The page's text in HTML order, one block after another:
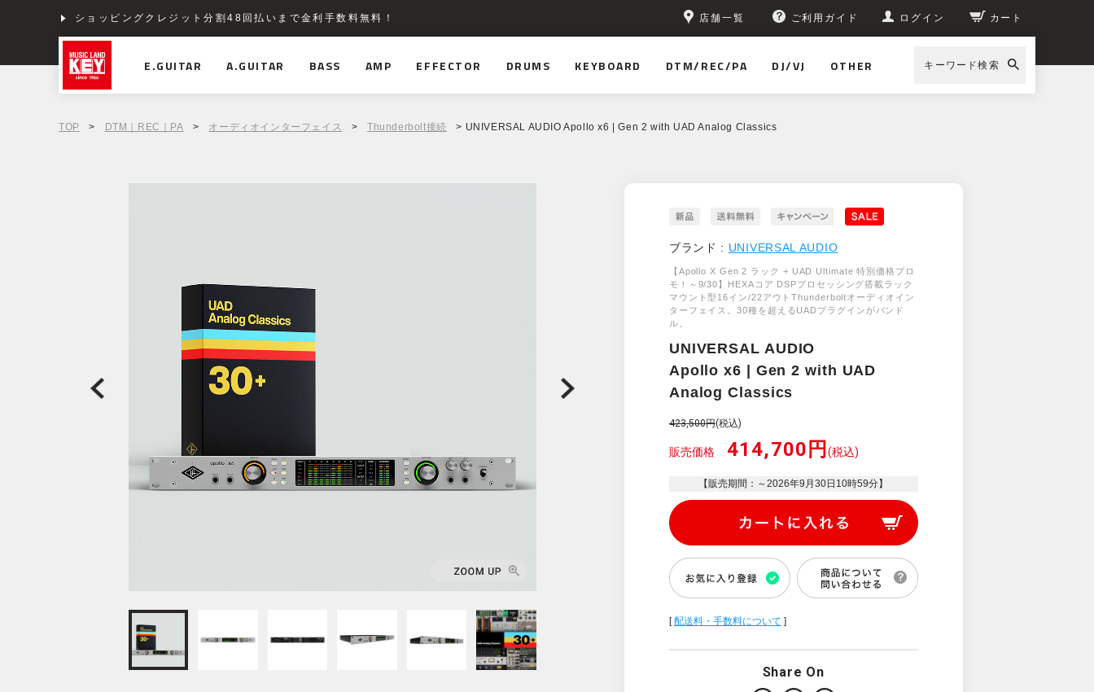
ショッピングクレジット分割48回払いまで金利手数料無料！ 店舗一覧 ご利用ガイド ログイン カート
E.GUITAR A.GUITAR BASS AMP EFFECTOR DRUMS KEYBOARD DTM/REC/PA DJ/VJ OTHER キーワード検索
TOP > DTM｜REC｜PA > オーディオインターフェイス > Thunderbolt接続 > UNIVERSAL AUDIO Apollo x6 | Gen 2 with UAD Analog Classics
ブランド : UNIVERSAL AUDIO
【Apollo X Gen 2 ラック + UAD Ultimate 特別価格プロ
モ！～9/30】HEXAコア DSPプロセッシング搭載ラック
マウント型16イン/22アウトThunderboltオーディオイン
ターフェイス。30種を超えるUADプラグインがバンド
ル。
UNIVERSAL AUDIO
Apollo x6 | Gen 2 with UAD
Analog Classics
423,500円(税込)
販売価格 414,700円(税込)
【販売期間：～2026年9月30日10時59分】
[配送料・手数料について ]
Share On